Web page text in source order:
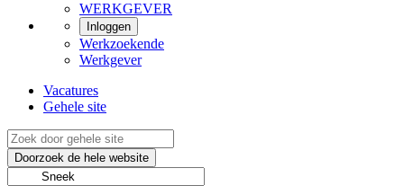
WERKGEVER
Inloggen
Werkzoekende
Werkgever
Vacatures
Gehele site